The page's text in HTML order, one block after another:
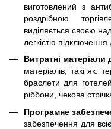
виготовлений з
роздрібною
виділяється своєю
легкістю
Витратні матеріали
матеріалів, такі як:
браслети для
ріббони, чекова
Програмне
забезпечення для